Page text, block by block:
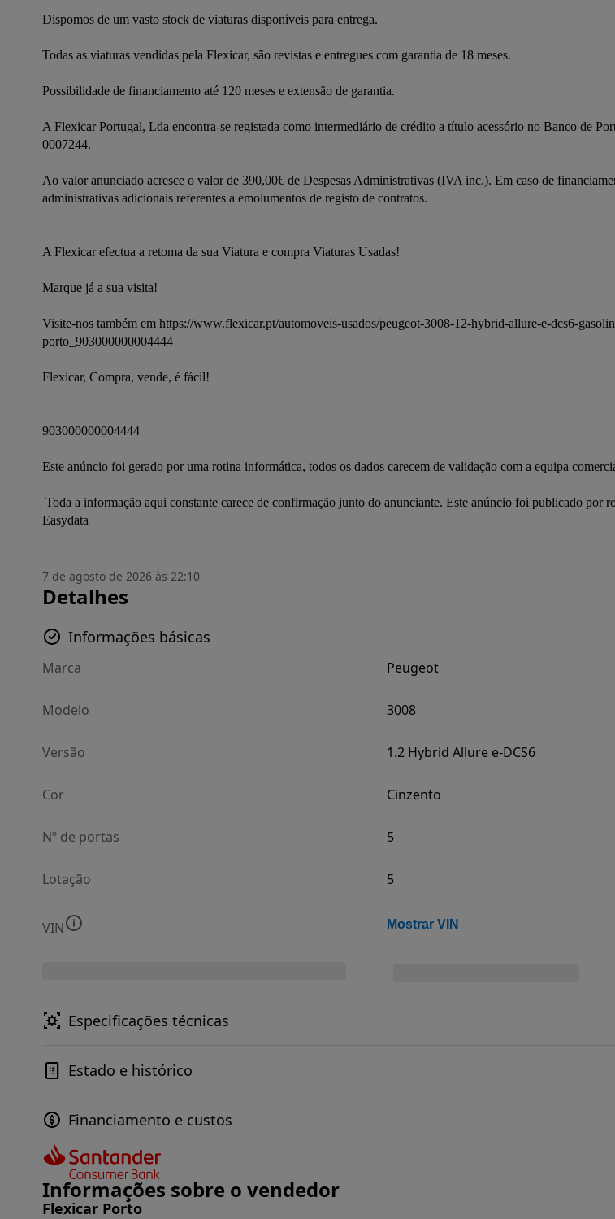
Dispomos de um vasto stock de viaturas disponíveis para entrega.
Todas as viaturas vendidas pela Flexicar, são revistas e entregues com garantia de 18 meses.
Possibilidade de financiamento até 120 meses e extensão de garantia.
A Flexicar Portugal, Lda encontra-se registada como intermediário de crédito a título acessório no Banco de
0007244.
Ao valor anunciado acresce o valor de 390,00€ de Despesas Administrativas (IVA inc.). Em caso de
administrativas adicionais referentes a emolumentos de registo de contratos.
A Flexicar efectua a retoma da sua Viatura e compra Viaturas Usadas!
Marque já a sua visita!
Visite-nos também em https://www.flexicar.pt/automoveis-usados/peugeot-3008-12-hybrid-allure-e-dcs6-
porto_903000000004444
Flexicar, Compra, vende, é fácil!
903000000004444
Este anúncio foi gerado por uma rotina informática, todos os dados carecem de validação com a equipa
Easydata
7 de agosto de 2026 às 22:10
Detalhes
Informações básicas
Marca Peugeot
Modelo 3008
Versão 1.2 Hybrid Allure e-DCS6
Cor Cinzento
Nº de portas 5
Lotação 5
VIN Mostrar VIN
Especificações técnicas
Estado e histórico
Financiamento e custos
Informações sobre o vendedor
Flexicar Porto